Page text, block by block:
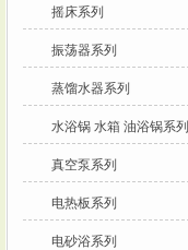
摇床系列
振荡器系列
蒸馏水器系列
水浴锅 水箱 油浴锅系列
真空泵系列
电热板系列
电砂浴系列